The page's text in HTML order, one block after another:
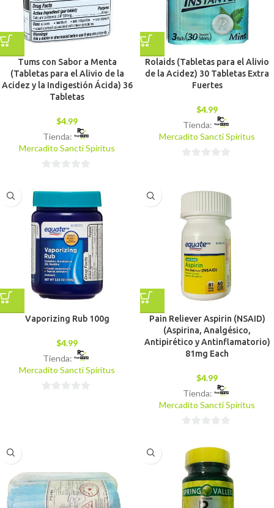
Tums con Sabor a Menta
(Tabletas para el Alivio de la
Acidez y la Indigestión Ácida) 36
Tabletas
$4.99
Tienda:
Mercadito Sancti Spíritus
de
Rolaids (Tabletas para el Alivio
de la Acidez) 30 Tabletas Extra
Fuertes
$4.99
Tienda:
Mercadito Sancti Spíritus
5
Vaporizing Rub 100g
$4.99
Tienda:
Mercadito Sancti Spíritus
Pain Reliever Aspirin (NSAID)
(Aspirina, Analgésico,
Antipirético y Antinflamatorio)
81mg Each
$4.99
Tienda:
Mercadito Sancti Spíritus
de
5